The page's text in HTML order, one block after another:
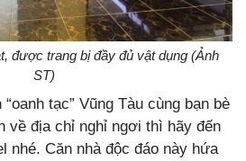
được trang bị đầy đủ vật dụng (Ảnh
ST)
tạc” Vũng Tàu cùng bạn bè
về địa chỉ nghỉ ngơi thì hãy đến
nhé. Căn nhà độc đáo này hứa